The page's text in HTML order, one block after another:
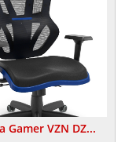
Gamer VZN DZ...